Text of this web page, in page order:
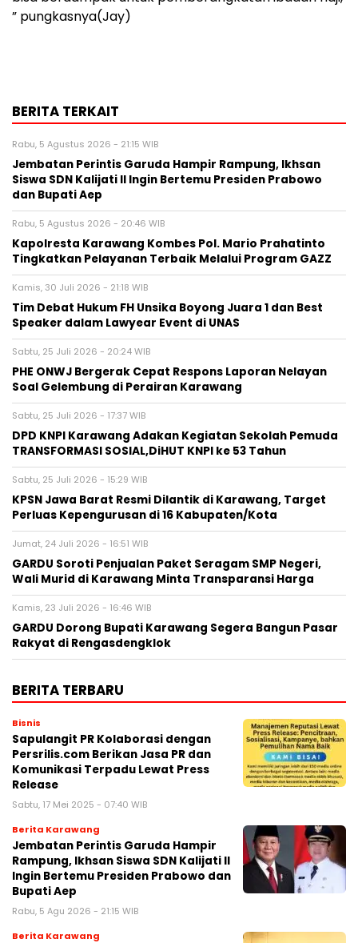
” pungkasnya(Jay)
BERITA TERKAIT
Rabu, 5 Agustus 2026 - 21:15 WIB
Jembatan Perintis Garuda Hampir Rampung, Ikhsan
Siswa SDN Kalijati II Ingin Bertemu Presiden Prabowo
dan Bupati Aep
Rabu, 5 Agustus 2026 - 20:46 WIB
Kapolresta Karawang Kombes Pol. Mario Prahatinto
Tingkatkan Pelayanan Terbaik Melalui Program GAZZ
Kamis, 30 Juli 2026 - 21:18 WIB
​Tim Debat Hukum FH Unsika Boyong Juara 1 dan Best
Speaker dalam Lawyear Event di UNAS
Sabtu, 25 Juli 2026 - 20:24 WIB
PHE ONWJ Bergerak Cepat Respons Laporan Nelayan
Soal Gelembung di Perairan Karawang
Sabtu, 25 Juli 2026 - 17:37 WIB
DPD KNPI Karawang Adakan Kegiatan Sekolah Pemuda
TRANSFORMASI SOSIAL,DiHUT KNPI ke 53 Tahun
Sabtu, 25 Juli 2026 - 15:29 WIB
KPSN Jawa Barat Resmi Dilantik di Karawang, Target
Perluas Kepengurusan di 16 Kabupaten/Kota
Jumat, 24 Juli 2026 - 16:51 WIB
GARDU Soroti Penjualan Paket Seragam SMP Negeri,
Wali Murid di Karawang Minta Transparansi Harga
Kamis, 23 Juli 2026 - 16:46 WIB
GARDU Dorong Bupati Karawang Segera Bangun Pasar
Rakyat di Rengasdengklok
BERITA TERBARU
Bisnis
Sapulangit PR Kolaborasi dengan
Persrilis.com Berikan Jasa PR dan
Komunikasi Terpadu Lewat Press
Release
Sabtu, 17 Mei 2025 - 07:40 WIB
Berita Karawang
Jembatan Perintis Garuda Hampir
Rampung, Ikhsan Siswa SDN Kalijati II
Ingin Bertemu Presiden Prabowo dan
Bupati Aep
Rabu, 5 Agu 2026 - 21:15 WIB
Berita Karawang